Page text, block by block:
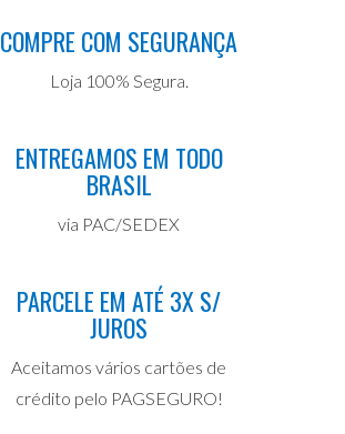
COMPRE COM SEGURANÇA
Loja 100% Segura.
ENTREGAMOS EM TODO
BRASIL
via PAC/SEDEX
PARCELE EM ATÉ 3X S/
JUROS
Aceitamos vários cartões de
crédito pelo PAGSEGURO!